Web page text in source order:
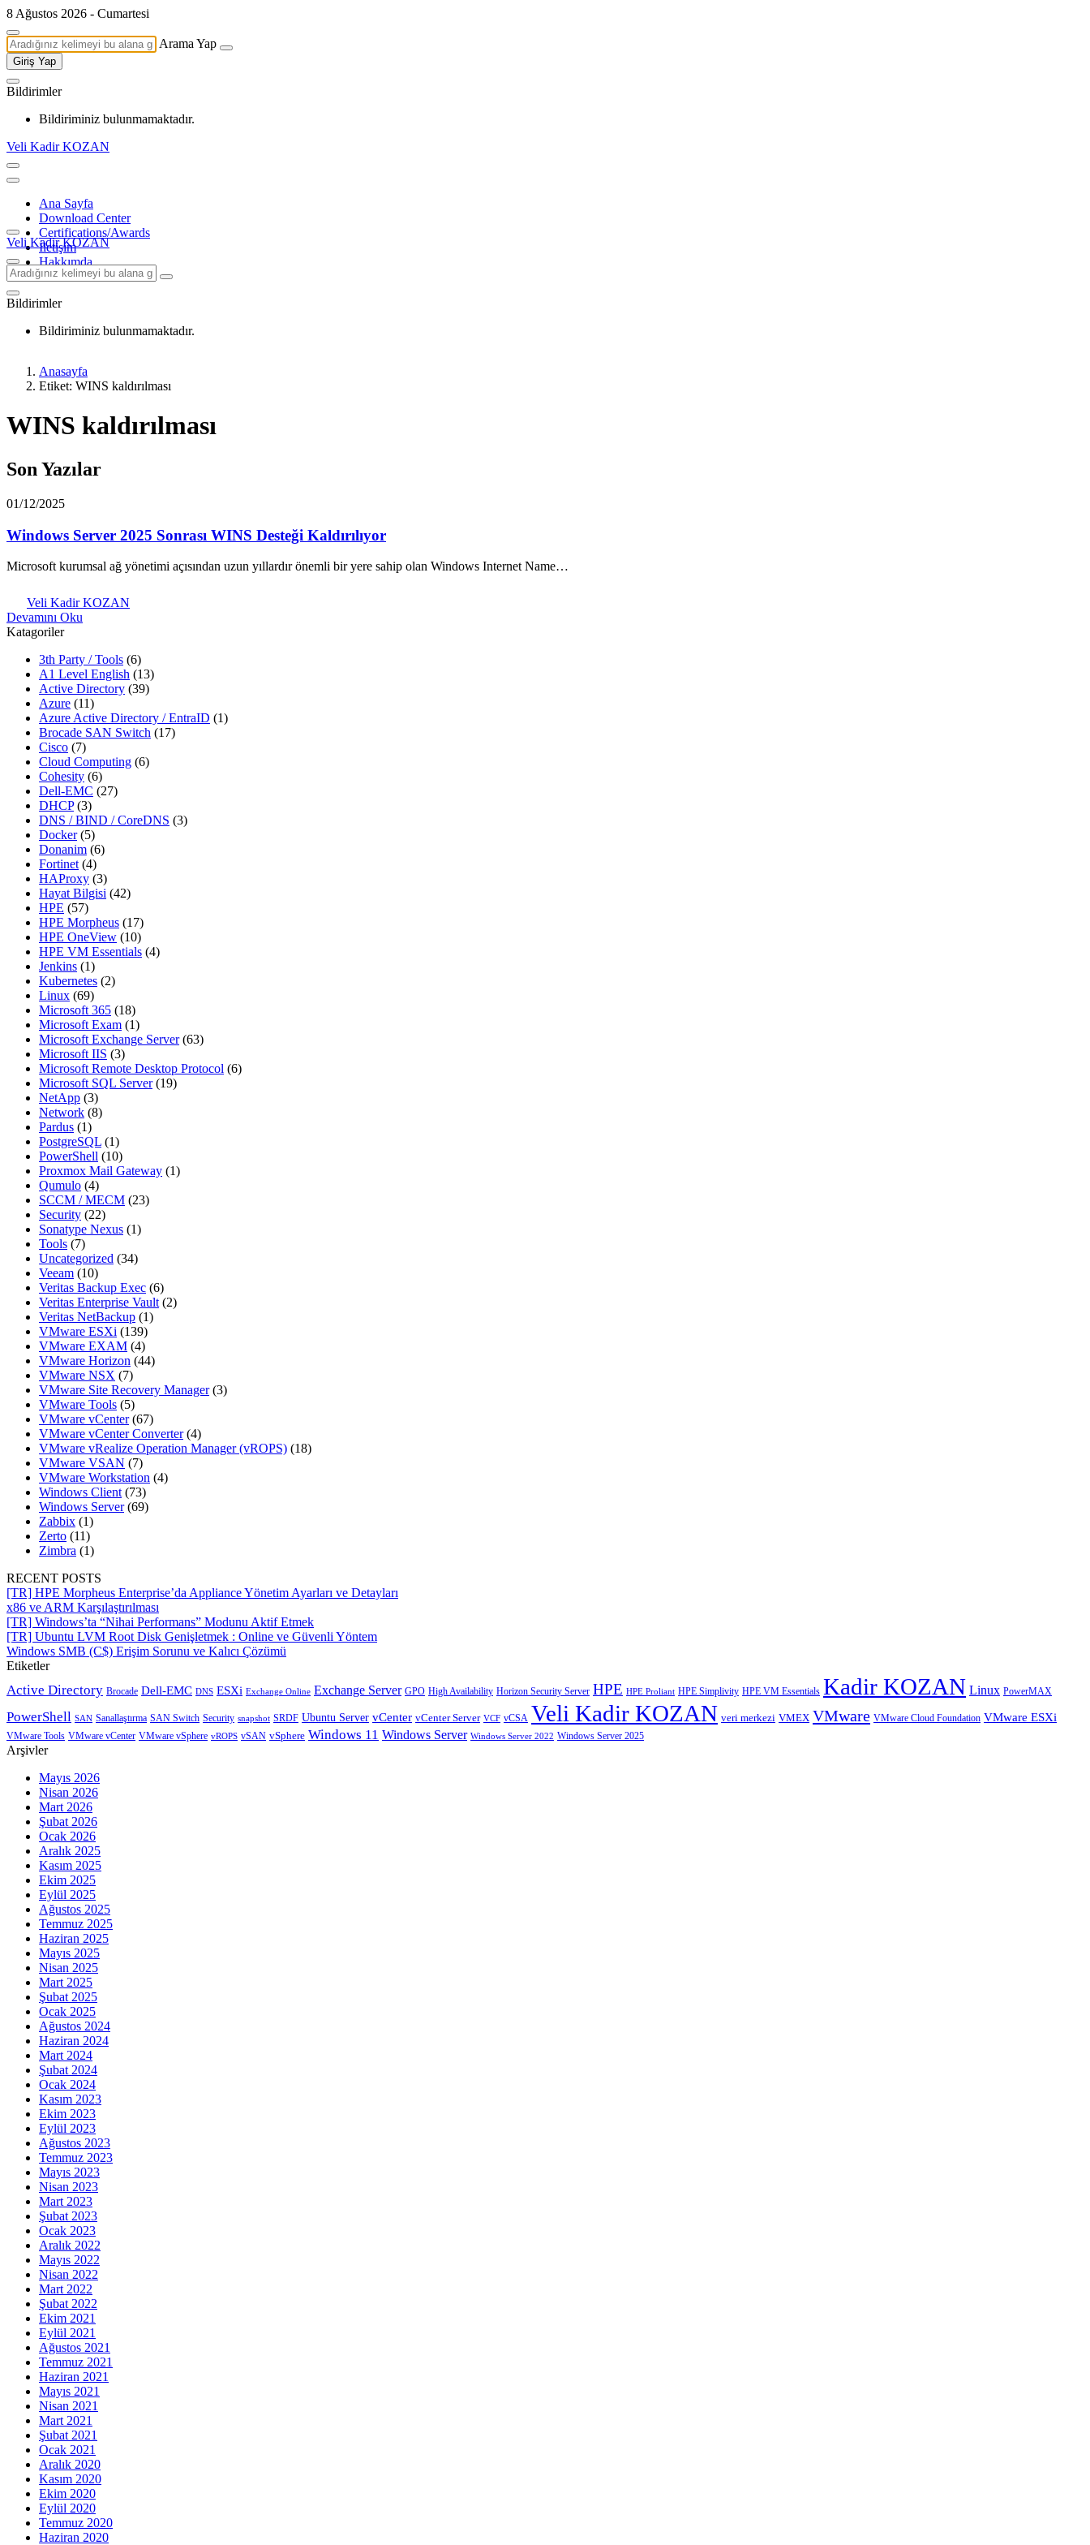
8 Ağustos 2026 - Cumartesi
Arama Yap
Giriş Yap
Bildirimler
Bildiriminiz bulunmamaktadır.
Veli Kadir KOZAN
Ana Sayfa
Download Center
Certifications/Awards
İletişim
Hakkımda
Veli Kadir KOZAN
Bildirimler
Bildiriminiz bulunmamaktadır.
Anasayfa
Etiket: WINS kaldırılması
WINS kaldırılması
Son Yazılar
01/12/2025
Windows Server 2025 Sonrası WINS Desteği Kaldırılıyor
Microsoft kurumsal ağ yönetimi açısından uzun yıllardır önemli bir yere sahip olan Windows Internet Name…
Veli Kadir KOZAN
Devamını Oku
Katagoriler
3th Party / Tools (6)
A1 Level English (13)
Active Directory (39)
Azure (11)
Azure Active Directory / EntraID (1)
Brocade SAN Switch (17)
Cisco (7)
Cloud Computing (6)
Cohesity (6)
Dell-EMC (27)
DHCP(3)
DNS / BIND / CoreDNS (3)
Docker(5)
Donanim (6)
Fortinet (4)
HAProxy (3)
Hayat Bilgisi (42)
HPE (57)
HPE Morpheus (17)
HPE OneView (10)
HPE VM Essentials (4)
Jenkins (1)
Kubernetes (2)
Linux (69)
Microsoft 365 (18)
Microsoft Exam (1)
Microsoft Exchange Server(63)
Microsoft IIS (3)
Microsoft Remote Desktop Protocol (6)
Microsoft SQL Server(19)
NetApp (3)
Network (8)
Pardus (1)
PostgreSQL (1)
PowerShell (10)
Proxmox Mail Gateway (1)
Qumulo (4)
SCCM / MECM (23)
Security (22)
Sonatype Nexus (1)
Tools (7)
Uncategorized (34)
Veeam (10)
Veritas Backup Exec (6)
Veritas Enterprise Vault (2)
Veritas NetBackup (1)
VMware ESXi (139)
VMware EXAM (4)
VMware Horizon (44)
VMware NSX (7)
VMware Site Recovery Manager(3)
VMware Tools (5)
VMware vCenter(67)
VMware vCenter Converter(4)
VMware vRealize Operation Manager (vROPS) (18)
VMware VSAN (7)
VMware Workstation (4)
Windows Client (73)
Windows Server(69)
Zabbix (1)
Zerto (11)
Zimbra (1)
RECENT POSTS
[TR] HPE Morpheus Enterprise’da Appliance Yönetim Ayarları ve Detayları
x86 ve ARM Karşılaştırılması
[TR] Windows’ta “Nihai Performans” Modunu Aktif Etmek
[TR] Ubuntu LVM Root Disk Genişletmek : Online ve Güvenli Yöntem
Windows SMB (C$) Erişim Sorunu ve Kalıcı Çözümü
Etiketler
Active Directory Brocade Dell-EMC DNS ESXi Exchange Online Exchange Server GPO High Availability Horizon Security Server HPE HPE Proliant HPE Simplivity HPE VM Essentials Kadir KOZAN Linux PowerMAX
PowerShell SAN Sanallaştırma SAN Switch Security snapshot SRDF Ubuntu Server vCenter vCenter Server VCF vCSA Veli Kadir KOZAN veri merkezi VMEX VMware VMware Cloud Foundation VMware ESXi
VMware Tools VMware vCenter VMware vSphere vROPS vSAN vSphere Windows 11 Windows Server Windows Server 2022 Windows Server 2025
Arşivler
Mayıs 2026
Nisan 2026
Mart 2026
Şubat 2026
Ocak 2026
Aralık 2025
Kasım 2025
Ekim 2025
Eylül 2025
Ağustos 2025
Temmuz 2025
Haziran 2025
Mayıs 2025
Nisan 2025
Mart 2025
Şubat 2025
Ocak 2025
Ağustos 2024
Haziran 2024
Mart 2024
Şubat 2024
Ocak 2024
Kasım 2023
Ekim 2023
Eylül 2023
Ağustos 2023
Temmuz 2023
Mayıs 2023
Nisan 2023
Mart 2023
Şubat 2023
Ocak 2023
Aralık 2022
Mayıs 2022
Nisan 2022
Mart 2022
Şubat 2022
Ekim 2021
Eylül 2021
Ağustos 2021
Temmuz 2021
Haziran 2021
Mayıs 2021
Nisan 2021
Mart 2021
Şubat 2021
Ocak 2021
Aralık 2020
Kasım 2020
Ekim 2020
Eylül 2020
Temmuz 2020
Haziran 2020